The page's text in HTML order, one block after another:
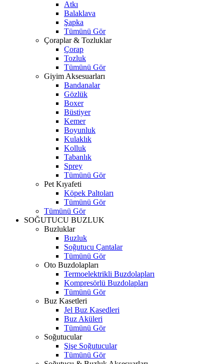
Atkı
Balaklava
Şapka
Tümünü Gör
Çoraplar & Tozluklar
Çorap
Tozluk
Tümünü Gör
Giyim Aksesuarları
Bandanalar
Gözlük
Boxer
Büstiyer
Kemer
Boyunluk
Kulaklık
Kolluk
Tabanlık
Sprey
Tümünü Gör
Pet Kıyafeti
Köpek Paltoları
Tümünü Gör
Tümünü Gör
SOĞUTUCU BUZLUK
Buzluklar
Buzluk
Soğutucu Çantalar
Tümünü Gör
Oto Buzdolapları
Termoelektrikli Buzdolapları
Kompresörlü Buzdolapları
Tümünü Gör
Buz Kasetleri
Jel Buz Kasedleri
Buz Aküleri
Tümünü Gör
Soğutucular
Şişe Soğutucular
Tümünü Gör